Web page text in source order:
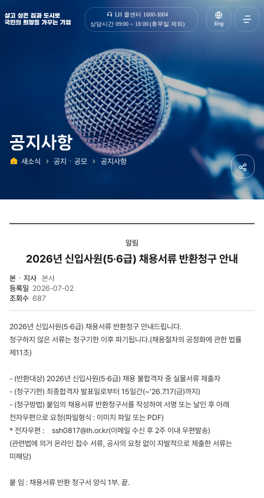
살고 싶은 집과 도시로 국민의 희망을 가꾸는 기업 | 한국토지주택공사
LH 콜센터 1600-1004
상담시간 09:00 ~ 18:00 (휴무일 제외)
Eng
열기
공지사항
새소식 공지ㆍ공모 공지사항
공유
알림
2026년 신입사원(5·6급) 채용서류 반환청구 안내
본ㆍ지사 본사
등록일 2026-07-02
조회수 687
2026년 신입사원(5·6급) 채용서류 반환청구 안내드립니다.
청구하지 않은 서류는 청구기한 이후 파기됩니다.(채용절차의 공정화에 관한 법률
제11조)
- (반환대상) 2026년 신입사원(5·6급) 채용 불합격자 중 실물서류 제출자
- (청구기한) 최종합격자 발표일로부터 15일간(~’26.7.17(금)까지)
- (청구방법) 붙임의 채용서류 반환청구서를 작성하여 서명 또는 날인 후 아래
전자우편으로 요청(파일형식 : 이미지 파일 또는 PDF)
* 전자우편 : ssh0817@lh.or.kr(이메일 수신 후 2주 이내 우편발송)
(관련법에 의거 온라인 접수 서류, 공사의 요청 없이 자발적으로 제출한 서류는
미해당)
붙 임 : 채용서류 반환 청구서 양식 1부. 끝.